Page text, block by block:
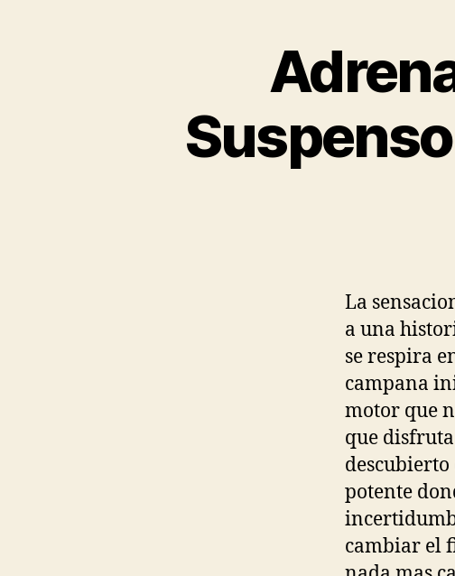
La
a una
se respira
campana
motor que
que
potente
cambiar el